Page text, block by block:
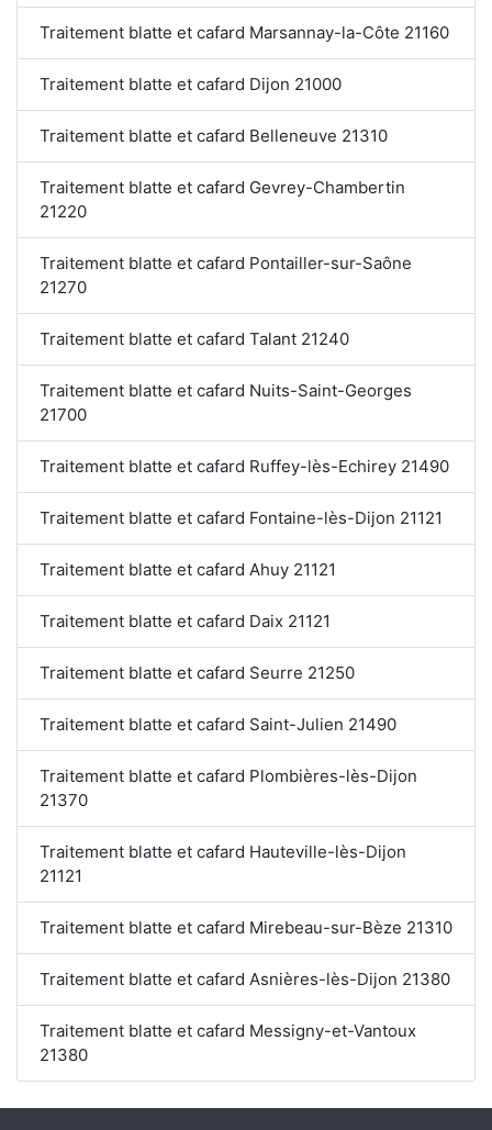
Traitement blatte et cafard Marsannay-la-Côte 21160
Traitement blatte et cafard Dijon 21000
Traitement blatte et cafard Belleneuve 21310
Traitement blatte et cafard Gevrey-Chambertin
21220
Traitement blatte et cafard Pontailler-sur-Saône
21270
Traitement blatte et cafard Talant 21240
Traitement blatte et cafard Nuits-Saint-Georges
21700
Traitement blatte et cafard Ruffey-lès-Echirey 21490
Traitement blatte et cafard Fontaine-lès-Dijon 21121
Traitement blatte et cafard Ahuy 21121
Traitement blatte et cafard Daix 21121
Traitement blatte et cafard Seurre 21250
Traitement blatte et cafard Saint-Julien 21490
Traitement blatte et cafard Plombières-lès-Dijon
21370
Traitement blatte et cafard Hauteville-lès-Dijon
21121
Traitement blatte et cafard Mirebeau-sur-Bèze 21310
Traitement blatte et cafard Asnières-lès-Dijon 21380
Traitement blatte et cafard Messigny-et-Vantoux
21380